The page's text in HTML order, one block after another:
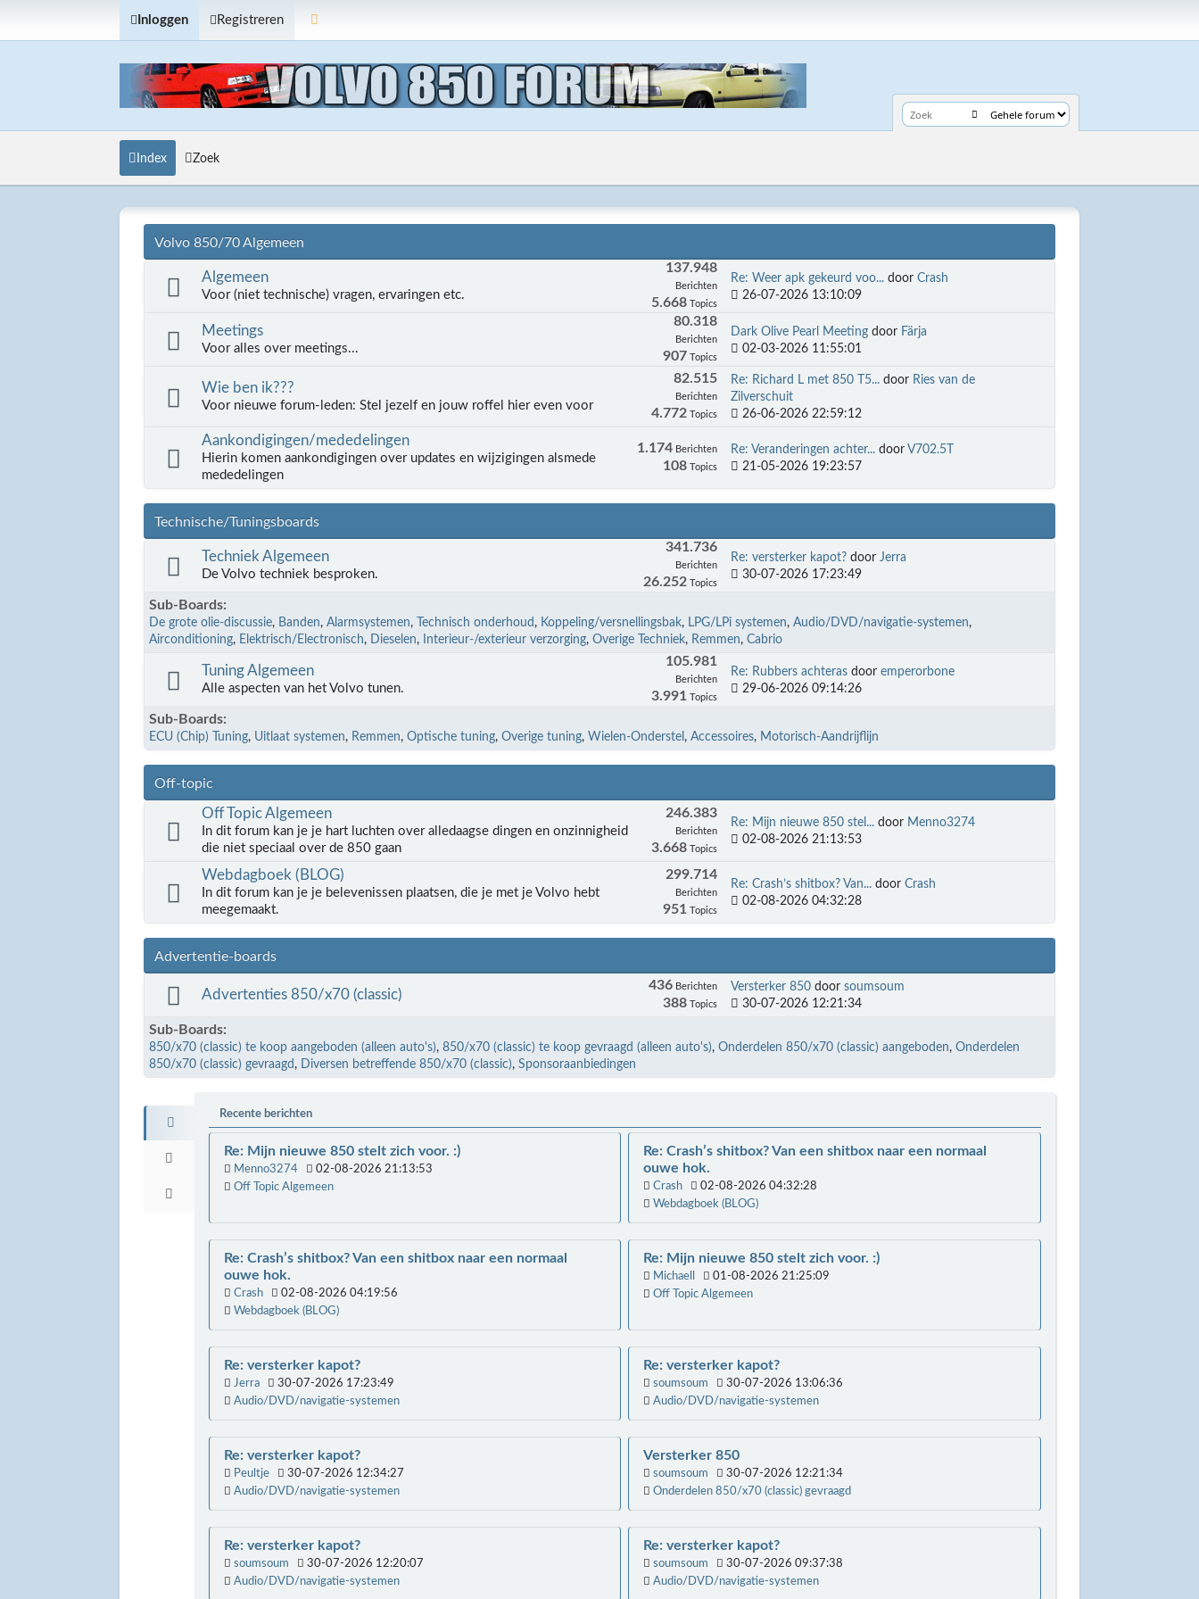
Inloggen Registreren
Index Zoek
Volvo 850/70 Algemeen
Algemeen
Voor (niet technische) vragen, ervaringen etc.
137.948
Berichten
5.668Topics
Re: Weer apk gekeurd voo... door Crash
26-07-2026 13:10:09
Meetings
Voor alles over meetings...
80.318
Berichten
907 Topics
Dark Olive Pearl Meeting door Färja
02-03-2026 11:55:01
Wie ben ik???
Voor nieuwe forum-leden: Stel jezelf en jouw roffel hier even voor
82.515
Berichten
4.772Topics
Re: Richard L met 850 T5... door Ries van de
Zilverschuit
26-06-2026 22:59:12
Aankondigingen/mededelingen
Hierin komen aankondigingen over updates en wijzigingen alsmede
mededelingen
1.174Berichten
108Topics
Re: Veranderingen achter... door V702.5T
21-05-2026 19:23:57
Technische/Tuningsboards
Techniek Algemeen
De Volvo techniek besproken.
341.736
Berichten
26.252Topics
Re: versterker kapot? door Jerra
30-07-2026 17:23:49
Sub-Boards
De grote olie-discussie Banden Alarmsystemen Technisch onderhoud Koppeling/versnellingsbak LPG/LPi systemen Audio/DVD/navigatie-systemen
Airconditioning Elektrisch/Electronisch Dieselen Interieur-/exterieur verzorging Overige Techniek Remmen Cabrio
Tuning Algemeen
Alle aspecten van het Volvo tunen.
105.981
Berichten
3.991 Topics
Re: Rubbers achteras door emperorbone
29-06-2026 09:14:26
Sub-Boards
ECU (Chip) Tuning Uitlaat systemen Remmen Optische tuning Overige tuning Wielen-Onderstel Accessoires Motorisch-Aandrijflijn
Off-topic
Off Topic Algemeen
In dit forum kan je je hart luchten over alledaagse dingen en onzinnigheid
die niet speciaal over de 850 gaan
246.383
Berichten
3.668Topics
Re: Mijn nieuwe 850 stel... door Menno3274
02-08-2026 21:13:53
Webdagboek (BLOG)
In dit forum kan je je belevenissen plaatsen, die je met je Volvo hebt
meegemaakt.
299.714
Berichten
951 Topics
Re: Crash’s shitbox? Van... door Crash
02-08-2026 04:32:28
Advertentie-boards
Advertenties 850/x70 (classic)
436Berichten
388Topics
Versterker 850 door soumsoum
30-07-2026 12:21:34
Sub-Boards
850/x70 (classic) te koop aangeboden (alleen auto's) 850/x70 (classic) te koop gevraagd (alleen auto's) Onderdelen 850/x70 (classic) aangeboden Onderdelen
850/x70 (classic) gevraagd
Diversen betreffende 850/x70 (classic) Sponsoraanbiedingen
Recente berichten
Re: Mijn nieuwe 850 stelt zich voor. :)
Menno3274
02-08-2026 21:13:53
Off Topic Algemeen
Re: Crash’s shitbox? Van een shitbox naar een normaal
ouwe hok.
Crash
02-08-2026 04:32:28
Webdagboek (BLOG)
Re: Crash’s shitbox? Van een shitbox naar een normaal
ouwe hok.
Crash
02-08-2026 04:19:56
Webdagboek (BLOG)
Re: Mijn nieuwe 850 stelt zich voor. :)
Michaell
01-08-2026 21:25:09
Off Topic Algemeen
Re: versterker kapot?
Jerra
30-07-2026 17:23:49
Audio/DVD/navigatie-systemen
Re: versterker kapot?
soumsoum
30-07-2026 13:06:36
Audio/DVD/navigatie-systemen
Re: versterker kapot?
Peultje
30-07-2026 12:34:27
Audio/DVD/navigatie-systemen
Versterker 850
soumsoum
30-07-2026 12:21:34
Onderdelen 850/x70 (classic) gevraagd
Re: versterker kapot?
soumsoum
30-07-2026 12:20:07
Audio/DVD/navigatie-systemen
Re: versterker kapot?
soumsoum
30-07-2026 09:37:38
Audio/DVD/navigatie-systemen